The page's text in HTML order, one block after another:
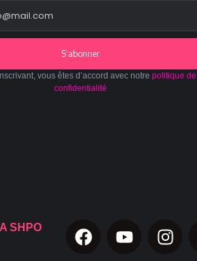
S'abonner
vous êtes d’accord avec notre politique de
confidentialité
SHPO